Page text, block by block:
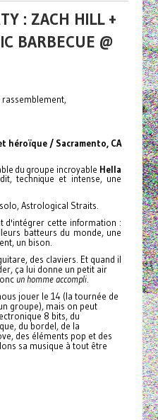
: ZACH HILL +
BARBECUE @
héroïque / Sacramento, CA
du groupe incroyable Hella
technique et intense, une
Astrological Straits.
d'intégrer cette information :
batteurs du monde, une
un bison.
des claviers. Et quand il
ça lui donne un petit air
un homme accompli.
jouer le 14 (la tournée de
groupe), mais on peut
8 bits, du
du bordel, de la
des éléments pop et des
sa musique à tout être